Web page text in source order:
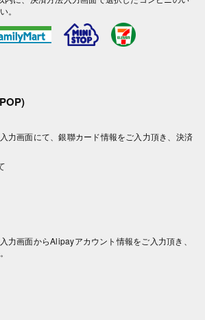
。
力画面にて、銀聯カード情報をご入力頂き、決済
力画面からAlipayアカウント情報をご入力頂き、